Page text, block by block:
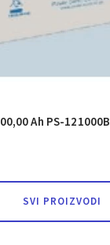
Ah PS-121000B
SVI PROIZVODI